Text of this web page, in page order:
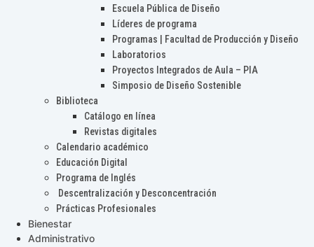
Escuela Pública de Diseño
Líderes de programa
Programas | Facultad de Producción y Diseño
Laboratorios
Proyectos Integrados de Aula – PIA
Simposio de Diseño Sostenible
Biblioteca
Catálogo en línea
Revistas digitales
Calendario académico
Educación Digital
Programa de Inglés
Descentralización y Desconcentración
Prácticas Profesionales
Bienestar
Administrativo